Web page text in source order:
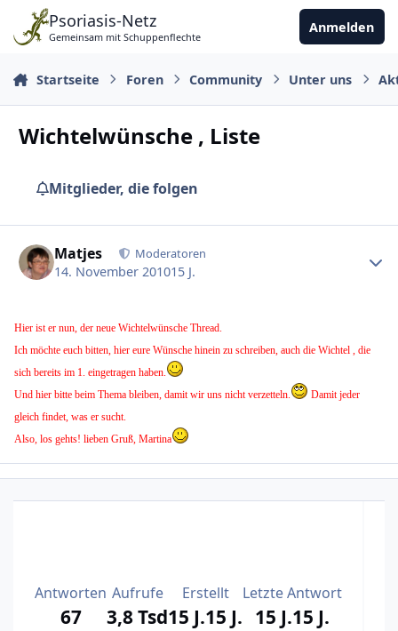
Zu Inhalt springen
Psoriasis-Netz
Gemeinsam mit Schuppenflechte
Anmelden
Startseite Foren Community Unter uns
Wichtelwünsche , Liste
Mitglieder, die folgen
Matjes Moderatoren
14. November 201015 J.
Hier ist er nun, der neue Wichtelwünsche Thread.
Ich möchte euch bitten, hier eure Wünsche hinein zu schreiben, auch die Wichtel , die
sich bereits im 1. eingetragen haben.
Und hier bitte beim Thema bleiben, damit wir uns nicht verzetteln.
Damit jeder
gleich findet, was er sucht.
Also, los gehts! lieben Gruß, Martina
Antworten
67
Aufrufe
3,8 Tsd
Erstellt
15 J.15 J.
Letzte Antwort
15 J.15 J.